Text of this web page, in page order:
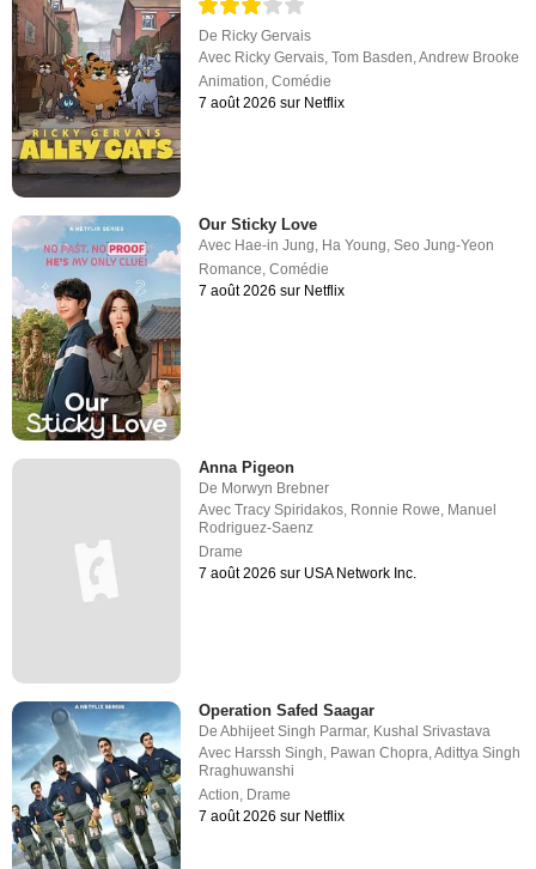
De Ricky Gervais
Avec Ricky Gervais,Tom Basden,Andrew Brooke
Animation,Comédie
7 août 2026 sur Netflix
Our Sticky Love
Avec Hae-in Jung Ha Young ,Seo Jung-Yeon
Romance ,Comédie
7 août 2026 sur Netflix
Anna Pigeon
De Morwyn Brebner
AvecTracy Spiridakos, Ronnie Rowe, Manuel
Rodriguez-Saenz
Drame
7 août 2026 sur USA Network Inc.
Operation Safed Saagar
DeAbhijeet Singh Parmar, Kushal Srivastava
Avec Harssh Singh, Pawan Chopra,Adittya Singh
Rraghuwanshi
Action, Drame
7 août 2026 sur Netflix